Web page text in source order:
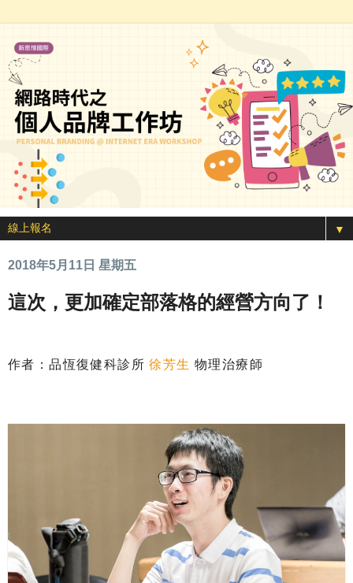
▼
2018年5月11日 星期五
這次，更加確定部落格的經營方向了！
作者：品恆復健科診所徐芳生 物理治療師